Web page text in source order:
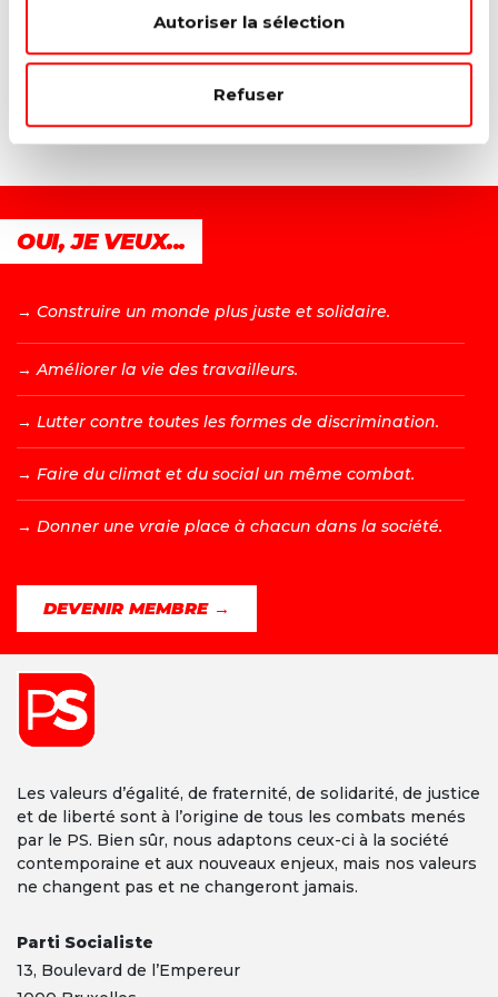
Autoriser la sélection
Refuser
Membre du Comité fédéral avec voix
Les valeurs d’égalité, de fraternité, de solidarité, de justice
et de liberté sont à l’origine de tous les combats menés
par le PS. Bien sûr, nous adaptons ceux-ci à la société
contemporaine et aux nouveaux enjeux, mais nos valeurs
ne changent pas et ne changeront jamais.
Parti Socialiste
13, Boulevard de l’Empereur
OUI, JE VEUX...
→ Construire un monde plus juste et solidaire.
→ Améliorer la vie des travailleurs.
→ Lutter contre toutes les formes de discrimination.
→ Faire du climat et du social un même combat.
→ Donner une vraie place à chacun dans la société.
DEVENIR MEMBRE →